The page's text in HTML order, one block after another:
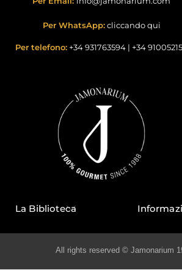
Per WhatsApp: cliccando qui
Per telefono: +34 931763594 | +34
La Biblioteca
All rights reserved © Jamonarium